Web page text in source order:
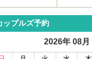
ップルズ予約
2026年 08月